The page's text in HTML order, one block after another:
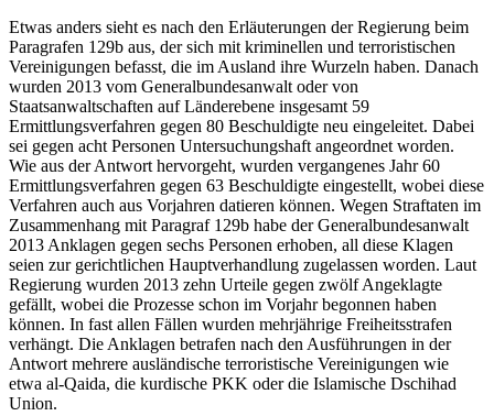
Etwas anders sieht es nach den Erläuterungen der Regierung beim
Paragrafen 129b aus, der sich mit kriminellen und terroristischen
Vereinigungen befasst, die im Ausland ihre Wurzeln haben. Danach
wurden 2013 vom Generalbundesanwalt oder von
Staatsanwaltschaften auf Länderebene insgesamt 59
Ermittlungsverfahren gegen 80 Beschuldigte neu eingeleitet. Dabei
sei gegen acht Personen Untersuchungshaft angeordnet worden.
Wie aus der Antwort hervorgeht, wurden vergangenes Jahr 60
Ermittlungsverfahren gegen 63 Beschuldigte eingestellt, wobei diese
Verfahren auch aus Vorjahren datieren können. Wegen Straftaten im
Zusammenhang mit Paragraf 129b habe der Generalbundesanwalt
2013 Anklagen gegen sechs Personen erhoben, all diese Klagen
seien zur gerichtlichen Hauptverhandlung zugelassen worden. Laut
Regierung wurden 2013 zehn Urteile gegen zwölf Angeklagte
gefällt, wobei die Prozesse schon im Vorjahr begonnen haben
können. In fast allen Fällen wurden mehrjährige Freiheitsstrafen
verhängt. Die Anklagen betrafen nach den Ausführungen in der
Antwort mehrere ausländische terroristische Vereinigungen wie
etwa al-Qaida, die kurdische PKK oder die Islamische Dschihad
Union.